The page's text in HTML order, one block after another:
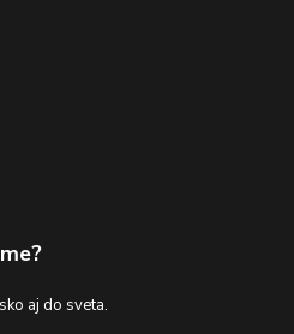
aj do sveta.